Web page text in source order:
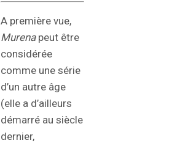
A première vue,
Murena peut être
considérée
comme une série
d’un autre âge
(elle a d’ailleurs
démarré au siècle
dernier,